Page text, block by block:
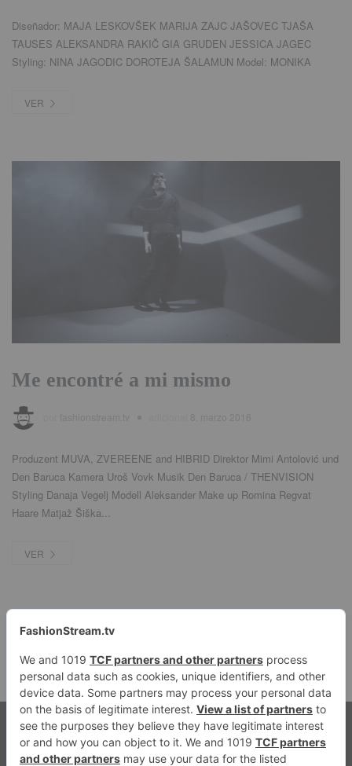
Diseñador: MAJA LESKOVŠEK MARIJA ZAJC JAŠOVEC TJAŠA
TAUSES ALEKSANDRA RAKIČ GIA GRUDEN JESSICA JAGEC
Styling: NINA JAGODIC DOROTEJA ŠALAMUN Model: MONIKA
VER
Me encontré a mi mismo
Produzent MUVA, ZVEREENE and HIBRID Direktor Mimi Antolović und
Den Baruca Kamera Uroš Vovk Musik Den Baruca / THENVISION
Styling Danaja Vegelj Modell Aleksander Make up Romina Regvat
Haare Matjaž Šiška...
VER
1 2 próximo →